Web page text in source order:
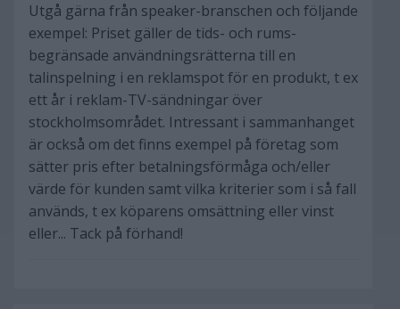
Utgå gärna från speaker-branschen och följande
exempel: Priset gäller de tids- och rums-
begränsade användningsrätterna till en
talinspelning i en reklamspot för en produkt, t ex
ett år i reklam-TV-sändningar över
stockholmsområdet. Intressant i sammanhanget
är också om det finns exempel på företag som
sätter pris efter betalningsförmåga och/eller
värde för kunden samt vilka kriterier som i så fall
används, t ex köparens omsättning eller vinst
eller... Tack på förhand!